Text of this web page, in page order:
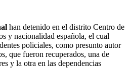
han detenido en el distrito Centro de
y nacionalidad española, el cual
policiales, como presunto autor
que fueron recuperados, una de
y la otra en las dependencias